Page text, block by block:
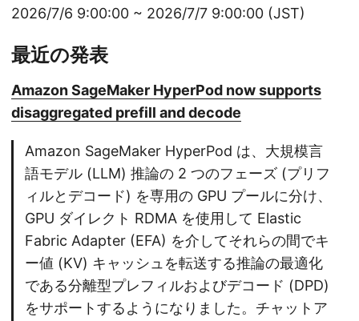
2026/7/6 9:00:00 ~ 2026/7/7 9:00:00 (JST)
最近の発表
Amazon SageMaker HyperPod now supports
disaggregated prefill and decode
Amazon SageMaker HyperPod は、大規模言
語モデル (LLM) 推論の 2 つのフェーズ (プリフ
ィルとデコード) を専用の GPU プールに分け、
GPU ダイレクト RDMA を使用して Elastic
Fabric Adapter (EFA) を介してそれらの間でキ
ー値 (KV) キャッシュを転送する推論の最適化
である分離型プレフィルおよびデコード (DPD)
をサポートするようになりました。チャットア